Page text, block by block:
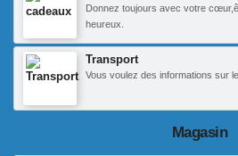
Donnez toujours avec votre
heureux.
Transport
Vous voulez des informations sur
Magasin